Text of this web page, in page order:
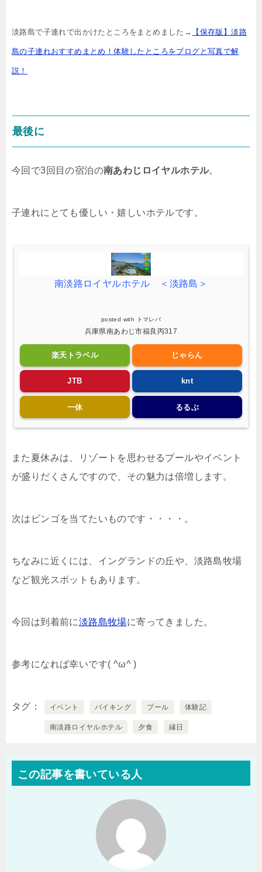
淡路島で子連れで出かけたところをまとめました→ 【保存版】淡路
島の子連れおすすめまとめ！体験したところをブログと写真で解
説！
最後に
今回で3回目の宿泊の南あわじロイヤルホテル。
子連れにとても優しい・嬉しいホテルです。
南淡路ロイヤルホテル ＜淡路島＞
posted with トマレバ
兵庫県南あわじ市福良丙317
楽天トラベル じゃらん
JTB knt
一休 るるぶ
また夏休みは、リゾートを思わせるプールやイベント
が盛りだくさんですので、その魅力は倍増します。
次はビンゴを当てたいものです・・・・。
ちなみに近くには、イングランドの丘や、淡路島牧場
など観光スポットもあります。
今回は到着前に淡路島牧場に寄ってきました。
参考になれば幸いです( ^ω^ )
タグ イベント バイキング プール 体験記
南淡路ロイヤルホテル 夕食 縁日
この記事を書いている人